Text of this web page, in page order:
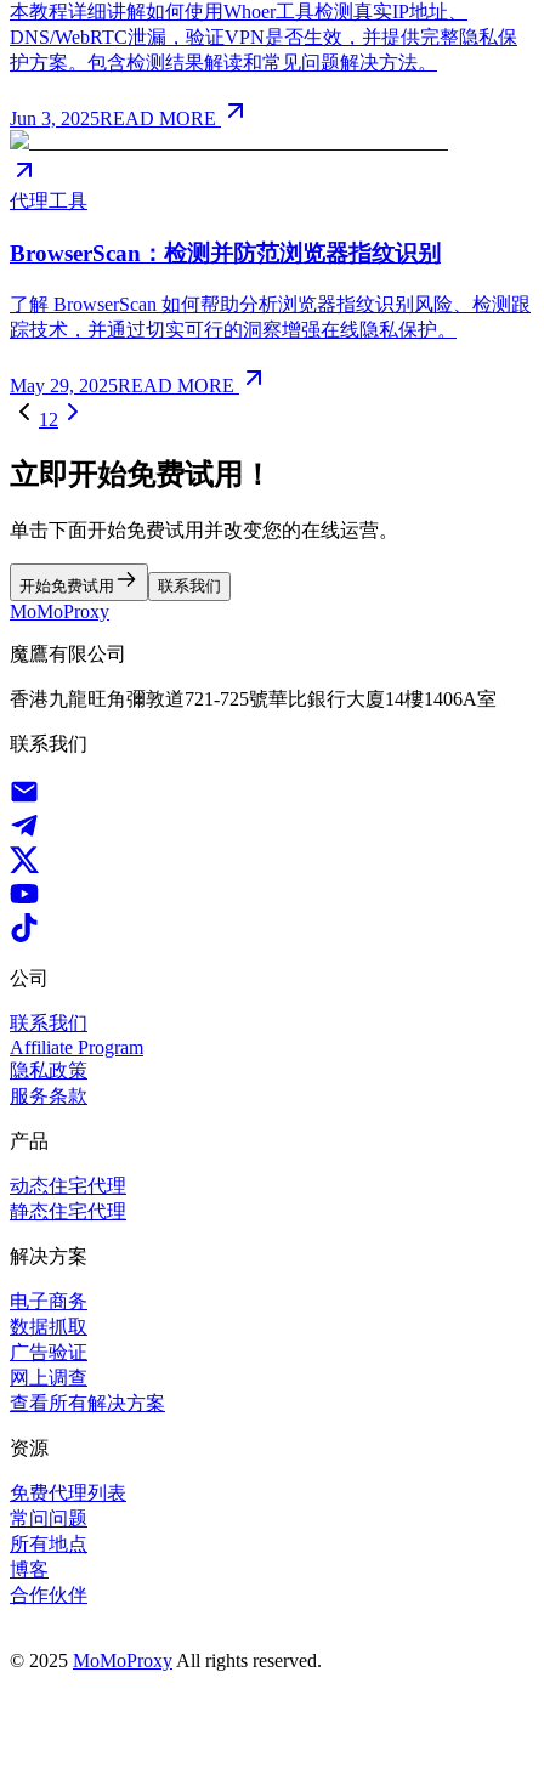
本教程详细讲解如何使用Whoer工具检测真实IP地址、
DNS/WebRTC泄漏，验证VPN是否生效，并提供完整隐私保
护方案。包含检测结果解读和常见问题解决方法。
Jun 3, 2025READ MORE
代理工具
BrowserScan：检测并防范浏览器指纹识别
了解 BrowserScan 如何帮助分析浏览器指纹识别风险、检测跟
踪技术，并通过切实可行的洞察增强在线隐私保护。
May 29, 2025READ MORE
1 2
立即开始免费试用！
单击下面开始免费试用并改变您的在线运营。
开始免费试用 联系我们
MoMoProxy
魔鷹有限公司
香港九龍旺角彌敦道721-725號華比銀行大廈14樓1406A室
联系我们
公司
联系我们
Affiliate Program
隐私政策
服务条款
产品
动态住宅代理
静态住宅代理
解决方案
电子商务
数据抓取
广告验证
网上调查
查看所有解决方案
资源
免费代理列表
常问问题
所有地点
博客
合作伙伴
© 2025 MoMoProxy All rights reserved.